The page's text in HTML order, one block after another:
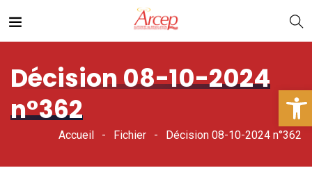
Décision 08-10-2024
n°362
Accueil Fichier Décision 08-10-2024 n°362